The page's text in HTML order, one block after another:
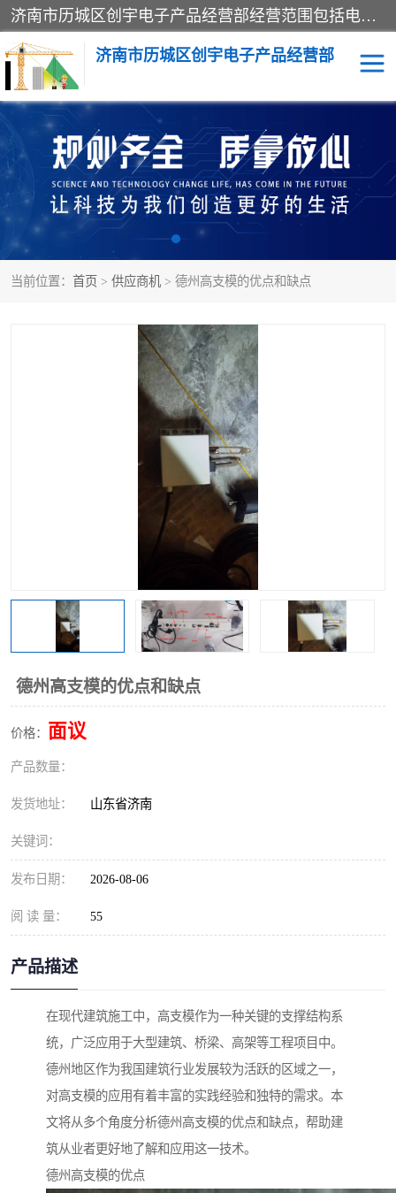
济南市历城区创宇电子产品经营部经营范围包括电子产品、起重机械配件、电气设备、仪器仪表、配电箱、监控设备的批发、零售；配电箱、仪器仪表（不含计量器）、工业自动化设备（不含特种设备、电力设备）的安装、维修。（依法须经批准的项目，经相关部门批准后方可开展经营活动）。
济南市历城区创宇电子产品经营部
当前位置： 首页 > 供应商机 > 德州高支模的优点和缺点
德州高支模的优点和缺点
价格： 面议
产品数量：
发货地址： 山东省济南
关键词：
发布日期： 2026-08-06
阅 读 量： 55
产品描述
在现代建筑施工中，高支模作为一种关键的支撑结构系
统，广泛应用于大型建筑、桥梁、高架等工程项目中。
德州地区作为我国建筑行业发展较为活跃的区域之一，
对高支模的应用有着丰富的实践经验和独特的需求。本
文将从多个角度分析德州高支模的优点和缺点，帮助建
筑从业者更好地了解和应用这一技术。
德州高支模的优点
标养式监测 吊钩可视化
钢丝绳监控 高支模
升降机 施工临电箱监测系统